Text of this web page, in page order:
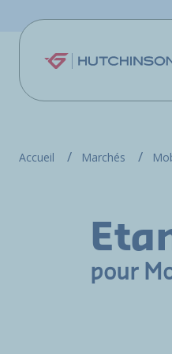
Accueil Marchés
pour